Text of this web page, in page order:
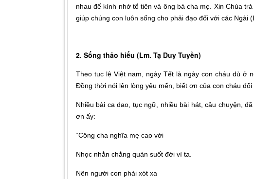
nhau để kính nhớ tổ tiên và ông bà cha mẹ. Xin Chúa
giúp chúng con luôn sống cho phải đạo đối với các Ngài
2. Sống thảo hiếu (Lm. Tạ Duy Tuyền)
Theo tục lệ Việt nam, ngày Tết là ngày con cháu dù ở
Đồng thời nói lên lòng yêu mến, biết ơn của con cháu đối
Nhiều bài ca dao, tục ngữ, nhiều bài hát, câu chuyện,
ơn ấy:
“Công cha nghĩa mẹ cao vời
Nhọc nhằn chẳng quản suốt đời vì ta.
Nên người con phải xót xa